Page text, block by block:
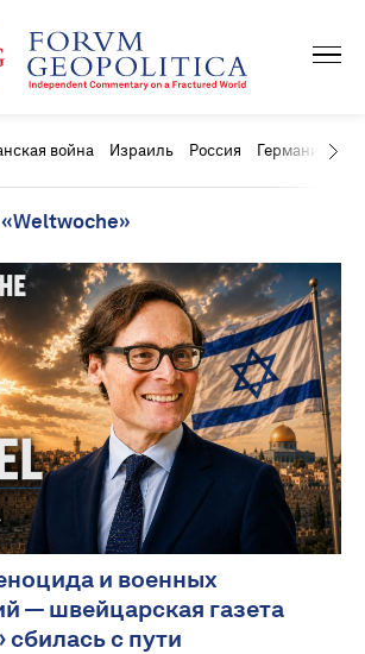
война Израиль Россия Германия
«Weltwoche»
и военных
— швейцарская газета
с пути